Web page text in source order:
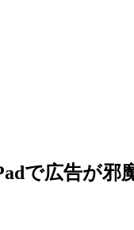
で広告が邪